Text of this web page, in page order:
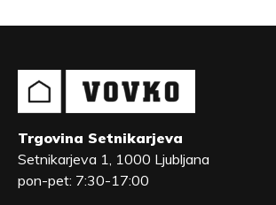
Trgovina Setnikarjeva
Setnikarjeva 1, 1000 Ljubljana
pon-pet: 7:30-17:00